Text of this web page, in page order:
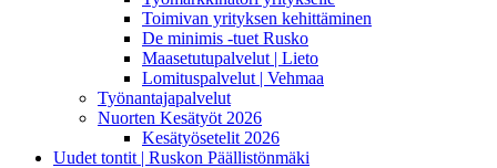
Toimivan yrityksen kehittäminen
De minimis -tuet Rusko
Maasetutupalvelut | Lieto
Lomituspalvelut | Vehmaa
Työnantajapalvelut
Nuorten Kesätyöt 2026
Kesätyösetelit 2026
Uudet tontit | Ruskon Päällistönmäki